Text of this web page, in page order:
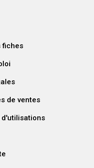
fiches
de ventes
d'utilisations